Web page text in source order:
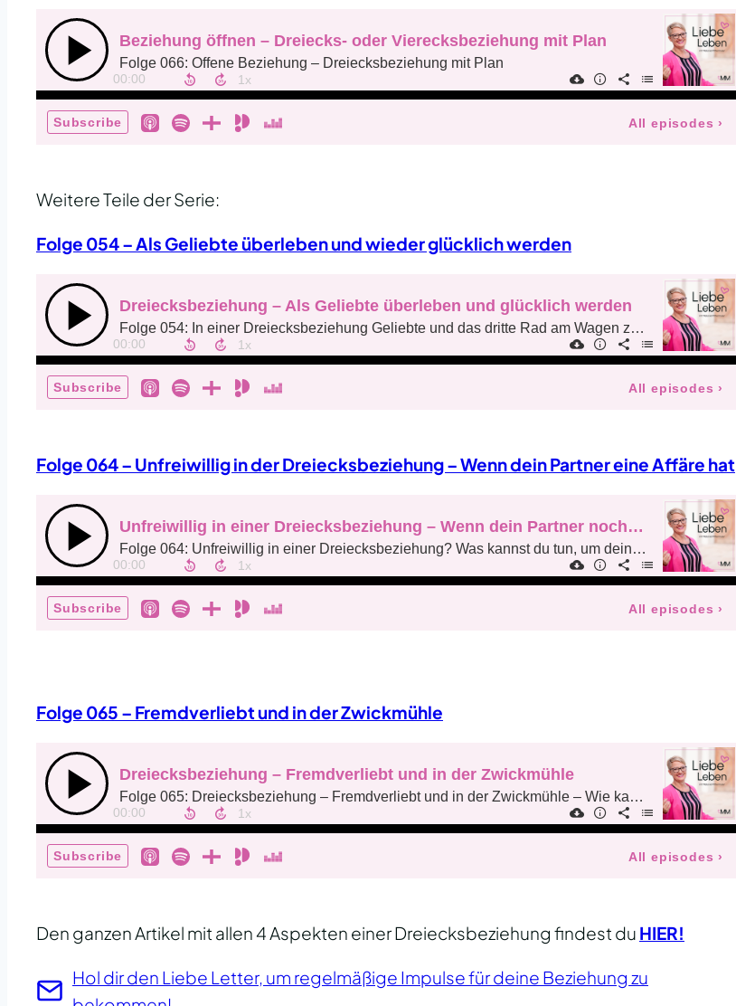
Weitere Teile der Serie:
Folge 054 – Als Geliebte überleben und wieder glücklich werden
Folge 064 – Unfreiwillig in der Dreiecksbeziehung – Wenn dein Partner eine Affäre hat
Folge 065 – Fremdverliebt und in der Zwickmühle
Den ganzen Artikel mit allen 4 Aspekten einer Dreiecksbeziehung findest du HIER!
Hol dir den Liebe Letter, um regelmäßige Impulse für deine Beziehung zu